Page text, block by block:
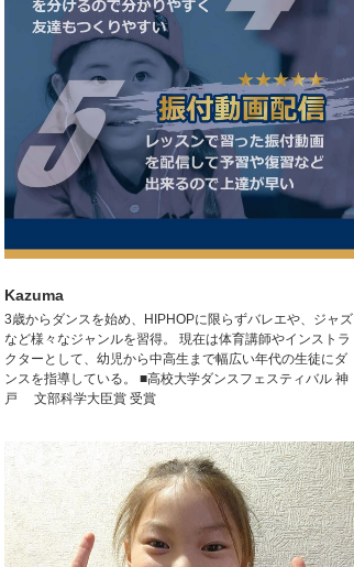
Kazuma
3歳からダンスを始め、HIPHOPに限らずバレエや、ジャズ
など様々なジャンルを習得。 現在は体育講師やインストラ
クターとして、幼児から中高生まで幅広い年代の生徒にダ
ンスを指導している。 ■高校大学ダンスフェスティバル 神
戸 文部科学大臣賞 受賞